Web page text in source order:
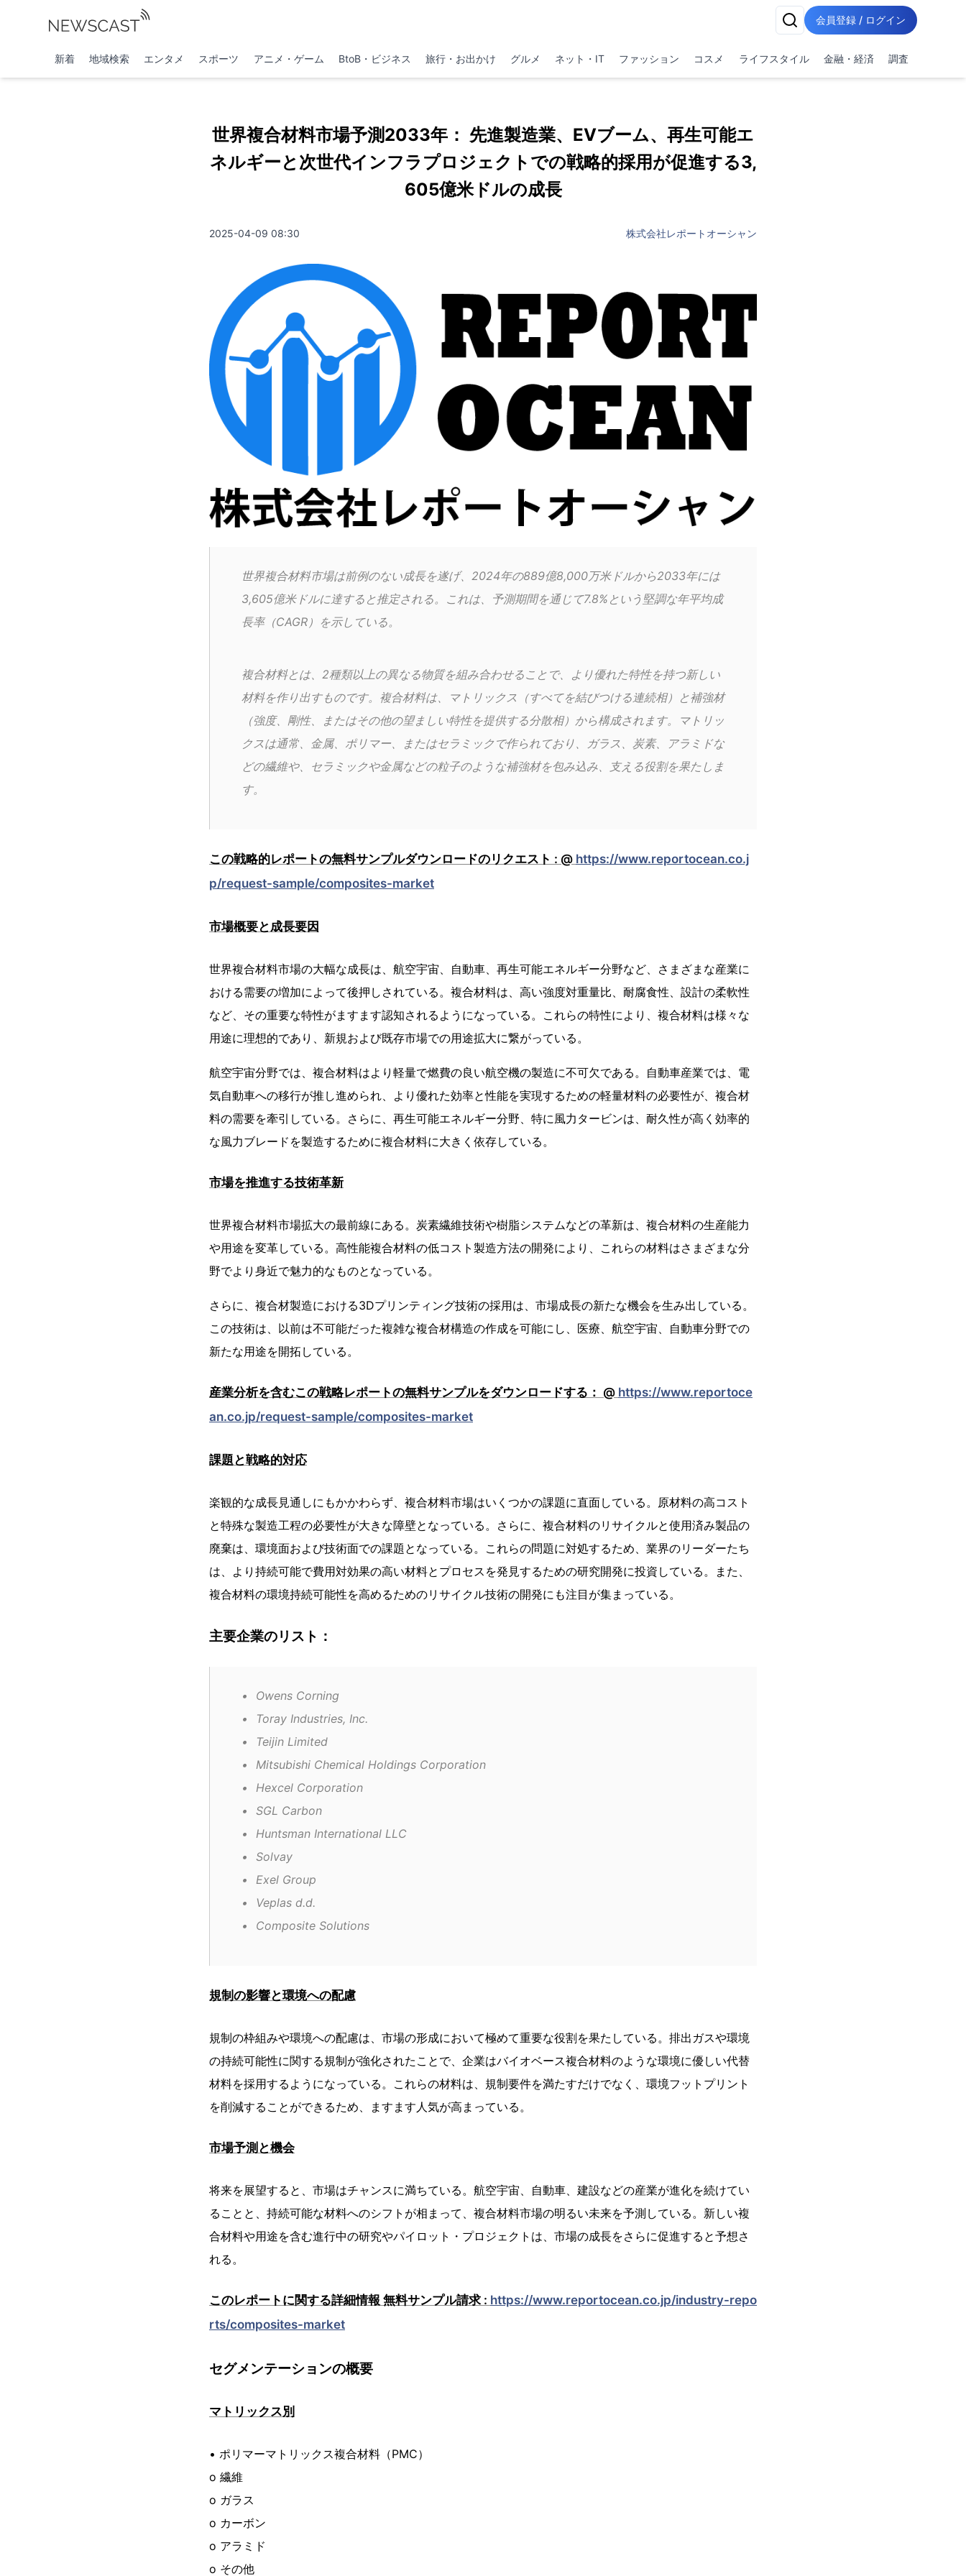
会員登録 / ログイン
新着 地域検索 エンタメ スポーツ アニメ・ゲーム BtoB・ビジネス 旅行・お出かけ グルメ ネット・IT ファッション コスメ ライフスタイル 金融・経済 調査
世界複合材料市場予測2033年： 先進製造業、EVブーム、再生可能エ
ネルギーと次世代インフラプロジェクトでの戦略的採用が促進する3,
605億米ドルの成長
2025-04-09 08:30 株式会社レポートオーシャン
世界複合材料市場は前例のない成長を遂げ、2024年の889億8,000万米ドルから2033年には
3,605億米ドルに達すると推定される。これは、予測期間を通じて7.8%という堅調な年平均成
長率（CAGR）を示している。
複合材料とは、2種類以上の異なる物質を組み合わせることで、より優れた特性を持つ新しい
材料を作り出すものです。複合材料は、マトリックス（すべてを結びつける連続相）と補強材
（強度、剛性、またはその他の望ましい特性を提供する分散相）から構成されます。マトリッ
クスは通常、金属、ポリマー、またはセラミックで作られており、ガラス、炭素、アラミドな
どの繊維や、セラミックや金属などの粒子のような補強材を包み込み、支える役割を果たしま
す。
この戦略的レポートの無料サンプルダウンロードのリクエスト : @ https://www.reportocean.co.j
p/request-sample/composites-market
市場概要と成長要因
世界複合材料市場の大幅な成長は、航空宇宙、自動車、再生可能エネルギー分野など、さまざまな産業に
おける需要の増加によって後押しされている。複合材料は、高い強度対重量比、耐腐食性、設計の柔軟性
など、その重要な特性がますます認知されるようになっている。これらの特性により、複合材料は様々な
用途に理想的であり、新規および既存市場での用途拡大に繋がっている。
航空宇宙分野では、複合材料はより軽量で燃費の良い航空機の製造に不可欠である。自動車産業では、電
気自動車への移行が推し進められ、より優れた効率と性能を実現するための軽量材料の必要性が、複合材
料の需要を牽引している。さらに、再生可能エネルギー分野、特に風力タービンは、耐久性が高く効率的
な風力ブレードを製造するために複合材料に大きく依存している。
市場を推進する技術革新
世界複合材料市場拡大の最前線にある。炭素繊維技術や樹脂システムなどの革新は、複合材料の生産能力
や用途を変革している。高性能複合材料の低コスト製造方法の開発により、これらの材料はさまざまな分
野でより身近で魅力的なものとなっている。
さらに、複合材製造における3Dプリンティング技術の採用は、市場成長の新たな機会を生み出している。
この技術は、以前は不可能だった複雑な複合材構造の作成を可能にし、医療、航空宇宙、自動車分野での
新たな用途を開拓している。
産業分析を含むこの戦略レポートの無料サンプルをダウンロードする： @ https://www.reportoce
an.co.jp/request-sample/composites-market
課題と戦略的対応
楽観的な成長見通しにもかかわらず、複合材料市場はいくつかの課題に直面している。原材料の高コスト
と特殊な製造工程の必要性が大きな障壁となっている。さらに、複合材料のリサイクルと使用済み製品の
廃棄は、環境面および技術面での課題となっている。これらの問題に対処するため、業界のリーダーたち
は、より持続可能で費用対効果の高い材料とプロセスを発見するための研究開発に投資している。また、
複合材料の環境持続可能性を高めるためのリサイクル技術の開発にも注目が集まっている。
主要企業のリスト：
•	Owens Corning
•	Toray Industries, Inc.
•	Teijin Limited
•	Mitsubishi Chemical Holdings Corporation
•	Hexcel Corporation
•	SGL Carbon
•	Huntsman International LLC
•	Solvay
•	Exel Group
•	Veplas d.d.
•	Composite Solutions
規制の影響と環境への配慮
規制の枠組みや環境への配慮は、市場の形成において極めて重要な役割を果たしている。排出ガスや環境
の持続可能性に関する規制が強化されたことで、企業はバイオベース複合材料のような環境に優しい代替
材料を採用するようになっている。これらの材料は、規制要件を満たすだけでなく、環境フットプリント
を削減することができるため、ますます人気が高まっている。
市場予測と機会
将来を展望すると、市場はチャンスに満ちている。航空宇宙、自動車、建設などの産業が進化を続けてい
ることと、持続可能な材料へのシフトが相まって、複合材料市場の明るい未来を予測している。新しい複
合材料や用途を含む進行中の研究やパイロット・プロジェクトは、市場の成長をさらに促進すると予想さ
れる。
このレポートに関する詳細情報 無料サンプル請求 : https://www.reportocean.co.jp/industry-repo
rts/composites-market
セグメンテーションの概要
マトリックス別
• ポリマーマトリックス複合材料（PMC）
o 繊維
o ガラス
o カーボン
o アラミド
o その他